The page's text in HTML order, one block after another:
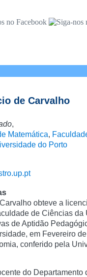
de Carvalho
,
Matemática,
do Porto
obteve a
de Ciências da
de Aptidão
em Fevereiro
conferido pela
do Departamento